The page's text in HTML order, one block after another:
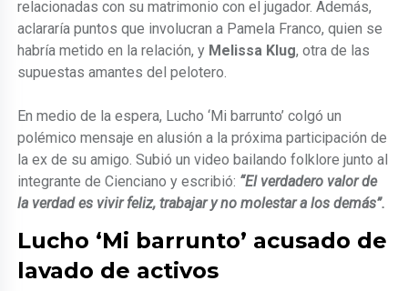
relacionadas con su matrimonio con el jugador. Además,
aclararía puntos que involucran a Pamela Franco, quien se
habría metido en la relación, y Melissa Klug, otra de las
supuestas amantes del pelotero.
En medio de la espera, Lucho ‘Mi barrunto’ colgó un
polémico mensaje en alusión a la próxima participación de
la ex de su amigo. Subió un video bailando folklore junto al
integrante de Cienciano y escribió: “El verdadero valor de
la verdad es vivir feliz, trabajar y no molestar a los demás”.
Lucho ‘Mi barrunto’ acusado de
lavado de activos